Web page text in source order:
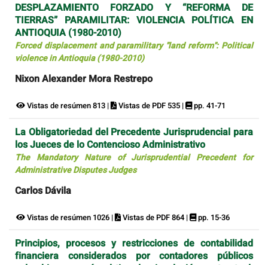
DESPLAZAMIENTO FORZADO Y “REFORMA DE
TIERRAS” PARAMILITAR: VIOLENCIA POLÍTICA EN
ANTIOQUIA (1980-2010)
Forced displacement and paramilitary "land reform": Political
violence in Antioquia (1980-2010)
Nixon Alexander Mora Restrepo
Vistas de resúmen 813 | Vistas de PDF 535 | pp. 41-71
La Obligatoriedad del Precedente Jurisprudencial para
los Jueces de lo Contencioso Administrativo
The Mandatory Nature of Jurisprudential Precedent for
Administrative Disputes Judges
Carlos Dávila
Vistas de resúmen 1026 | Vistas de PDF 864 | pp. 15-36
Principios, procesos y restricciones de contabilidad
financiera considerados por contadores públicos